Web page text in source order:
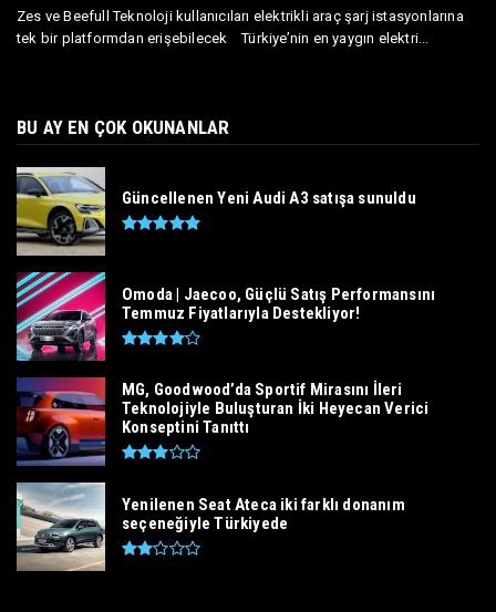
Zes ve Beefull Teknoloji kullanıcıları elektrikli araç şarj istasyonlarına
tek bir platformdan erişebilecek Türkiye’nin en yaygın elektri...
BU AY EN ÇOK OKUNANLAR
Güncellenen Yeni Audi A3 satışa sunuldu
Omoda | Jaecoo, Güçlü Satış Performansını
Temmuz Fiyatlarıyla Destekliyor!
MG, Goodwood’da Sportif Mirasını İleri
Teknolojiyle Buluşturan İki Heyecan Verici
Konseptini Tanıttı
Yenilenen Seat Ateca iki farklı donanım
seçeneğiyle Türkiyede